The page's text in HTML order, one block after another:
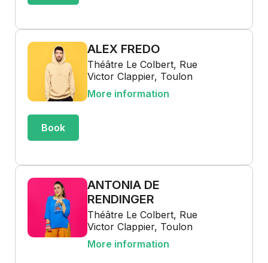
ALEX FREDO
Théâtre Le Colbert, Rue
Victor Clappier, Toulon
More information
Book
ANTONIA DE
RENDINGER
Théâtre Le Colbert, Rue
Victor Clappier, Toulon
More information